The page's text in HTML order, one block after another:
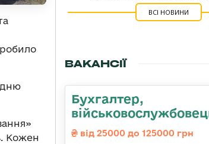
Кожен
ВСІ НОВИНИ
ВАКАНСІЇ
Бухгалтер,
від 25000 до 125000 грн